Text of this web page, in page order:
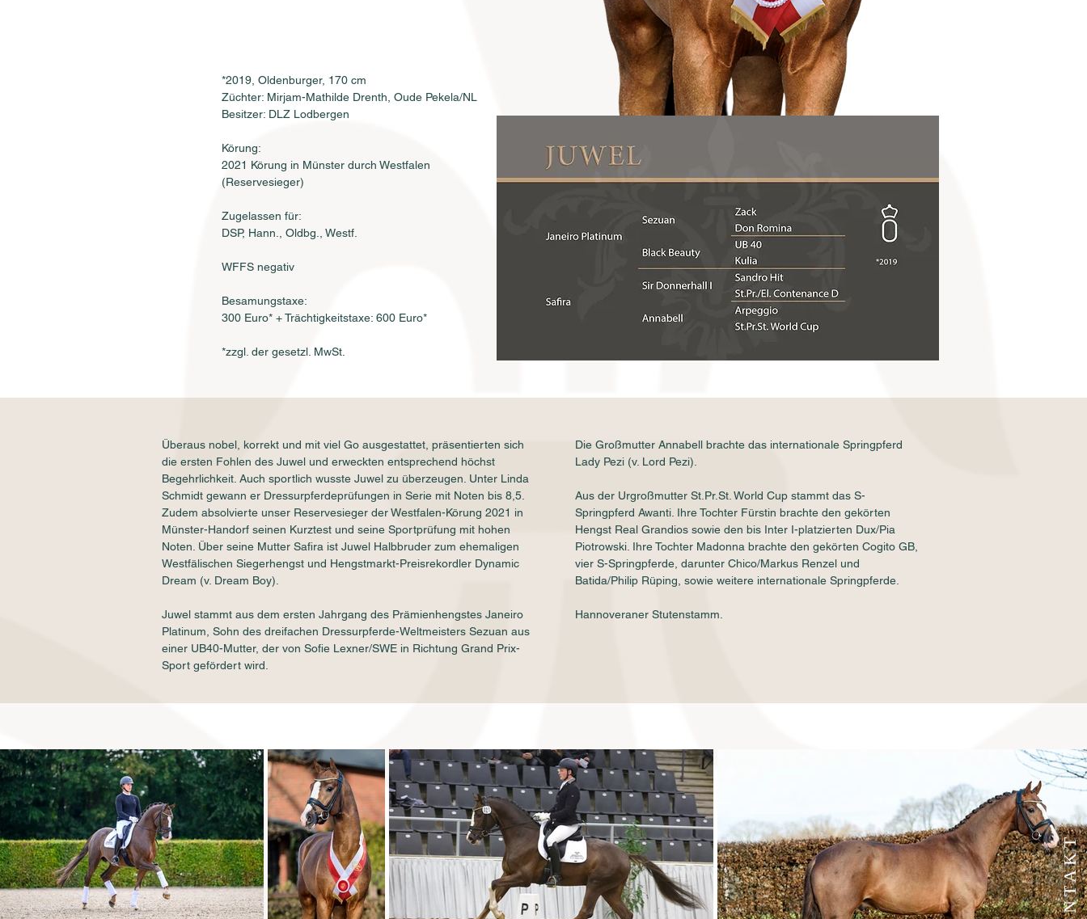
KONTAKT
*2019, Oldenburger, 170 cm
Züchter: Mirjam-Mathilde Drenth, Oude Pekela/NL
Besitzer: DLZ Lodbergen
Körung:
2021 Körung in Münster durch Westfalen
(Reservesieger)
Zugelassen für:
DSP, Hann., Oldbg., Westf.
WFFS negativ
Besamungstaxe:
300 Euro* + Trächtigkeitstaxe: 600 Euro*
*zzgl. der gesetzl. MwSt.
Überaus nobel, korrekt und mit viel Go ausgestattet, präsentierten sich
die ersten Fohlen des Juwel und erweckten entsprechend höchst
Begehrlichkeit. Auch sportlich wusste Juwel zu überzeugen. Unter Linda
Schmidt gewann er Dressurpferdeprüfungen in Serie mit Noten bis 8,5.
Zudem absolvierte unser Reservesieger der Westfalen-Körung 2021 in
Münster-Handorf seinen Kurztest und seine Sportprüfung mit hohen
Noten. Über seine Mutter Safira ist Juwel Halbbruder zum ehemaligen
Westfälischen Siegerhengst und Hengstmarkt-Preisrekordler Dynamic
Dream (v. Dream Boy).
Juwel stammt aus dem ersten Jahrgang des Prämienhengstes Janeiro
Platinum, Sohn des dreifachen Dressurpferde-Weltmeisters Sezuan aus
einer UB40-Mutter, der von Sofie Lexner/SWE in Richtung Grand Prix-
Sport gefördert wird.
Die Großmutter Annabell brachte das internationale Springpferd
Lady Pezi (v. Lord Pezi).
Aus der Urgroßmutter St.Pr.St. World Cup stammt das S-
Springpferd Awanti. Ihre Tochter Fürstin brachte den gekörten
Hengst Real Grandios sowie den bis Inter I-platzierten Dux/Pia
Piotrowski. Ihre Tochter Madonna brachte den gekörten Cogito GB,
vier S-Springpferde, darunter Chico/Markus Renzel und
Batida/Philip Rüping, sowie weitere internationale Springpferde.
Hannoveraner Stutenstamm.